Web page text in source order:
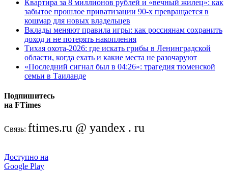
Квартира за 8 миллионов рублей и «вечный жилец»: как
забытое прошлое приватизации 90-х превращается в
кошмар для новых владельцев
Вклады меняют правила игры: как россиянам сохранить
доход и не потерять накопления
Тихая охота-2026: где искать грибы в Ленинградской
области, когда ехать и какие места не разочаруют
«Последний сигнал был в 04:26»: трагедия тюменской
семьи в Таиланде
Подпишитесь
на FTimes
Связь: ftimes.ru @ yandex . ru
Доступно на
Google Play